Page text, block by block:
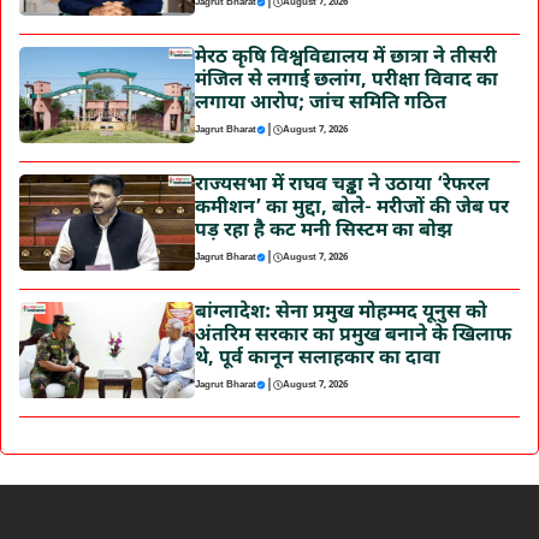
Jagrut Bharat August 7, 2026
मेरठ कृषि विश्वविद्यालय में छात्रा ने तीसरी
मंजिल से लगाई छलांग, परीक्षा विवाद का
लगाया आरोप; जांच समिति गठित
Jagrut Bharat | August 7, 2026
राज्यसभा में राघव चड्ढा ने उठाया ‘रेफरल
कमीशन’ का मुद्दा, बोले- मरीजों की जेब पर
पड़ रहा है कट मनी सिस्टम का बोझ
Jagrut Bharat | August 7, 2026
बांग्लादेश: सेना प्रमुख मोहम्मद यूनुस को
अंतरिम सरकार का प्रमुख बनाने के खिलाफ
थे, पूर्व कानून सलाहकार का दावा
Jagrut Bharat | August 7, 2026